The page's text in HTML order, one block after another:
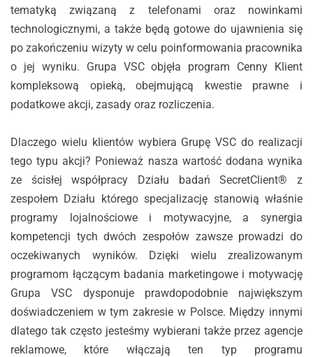
tematyką związaną z telefonami oraz nowinkami
technologicznymi, a także będą gotowe do ujawnienia się
po zakończeniu wizyty w celu poinformowania pracownika
o jej wyniku. Grupa VSC objęła program Cenny Klient
kompleksową opieką, obejmującą kwestie prawne i
podatkowe akcji, zasady oraz rozliczenia.
Dlaczego wielu klientów wybiera Grupę VSC do realizacji
tego typu akcji? Ponieważ nasza wartość dodana wynika
ze ścisłej współpracy Działu badań SecretClient® z
zespołem Działu którego specjalizację stanowią właśnie
programy lojalnościowe i motywacyjne, a synergia
kompetencji tych dwóch zespołów zawsze prowadzi do
oczekiwanych wyników. Dzięki wielu zrealizowanym
programom łączącym badania marketingowe i motywację
Grupa VSC dysponuje prawdopodobnie największym
doświadczeniem w tym zakresie w Polsce. Między innymi
dlatego tak często jesteśmy wybierani także przez agencje
reklamowe, które włączają ten typ programu